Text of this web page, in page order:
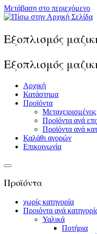
Μετάβαση στο περιεχόμενο
Εξοπλισμός
Εξοπλισμός
Αρχική
Κατάστημα
Προϊόντα
Προϊόντα ανά
Προϊόντα ανά
Καλάθι αγορών
Επικοινωνία
Προϊόντα
χωρίς κατηγορία
Προιόντα ανά
Υαλικά
Ποτήρια